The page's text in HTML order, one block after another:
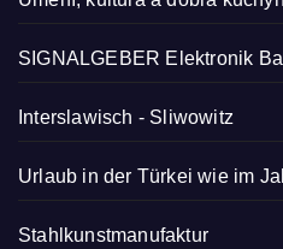
SIGNALGEBER Elektronik
Interslawisch - Sliwowitz
Urlaub in der Türkei wie im
Stahlkunstmanufaktur